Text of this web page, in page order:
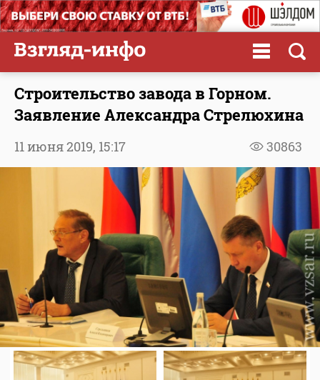
Строительство завода в Горном.
Заявление Александра Стрелюхина
30863
11 июня 2019, 15:17